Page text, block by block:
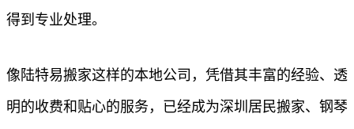
得到专业处理。
像陆特易搬家这样的本地公司，凭借其丰富的经验、透
明的收费和贴心的服务，已经成为深圳居民搬家、钢琴